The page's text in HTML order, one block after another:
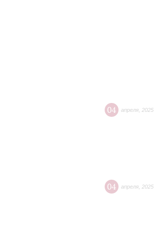
04 апреля 2025
04 апреля 2025